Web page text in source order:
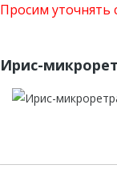
Просим уточнять
Ирис-